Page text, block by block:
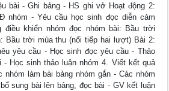
bài - Ghi bảng - HS ghi vở Hoạt động 2:
nhóm - Yêu cầu học sinh đọc diễn cảm
điều khiển nhóm đọc nhóm bài: Bầu trời
Bầu trời mùa thu (nối tiếp hai lượt) Bài 2:
yêu cầu - Học sinh đọc yêu cầu - Thảo
- Học sinh thảo luận nhóm 4. Viết kết quả
nhóm làm bài bảng nhóm gắn - Các nhóm
sung bài lên bảng, đọc bài - GV kết luận